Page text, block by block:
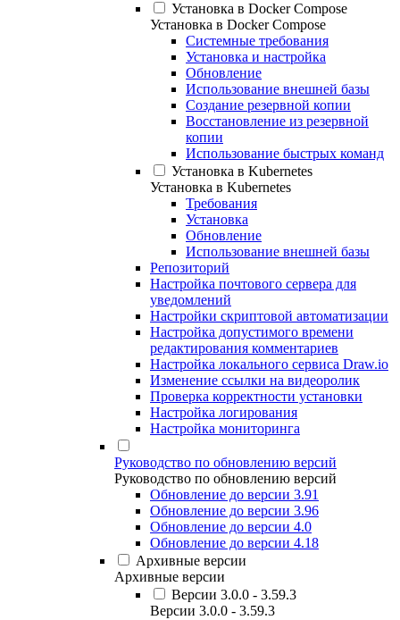
Установка в Docker Compose
Установка в Docker Compose
Системные требования
Установка и настройка
Обновление
Использование внешней базы
Создание резервной копии
Восстановление из резервной
копии
Использование быстрых команд
Установка в Kubernetes
Установка в Kubernetes
Требования
Установка
Обновление
Использование внешней базы
Репозиторий
Настройка почтового сервера для
уведомлений
Настройки скриптовой автоматизации
Настройка допустимого времени
редактирования комментариев
Настройка локального сервиса Draw.io
Изменение ссылки на видеоролик
Проверка корректности установки
Настройка логирования
Настройка мониторинга
Руководство по обновлению версий
Руководство по обновлению версий
Обновление до версии 3.91
Обновление до версии 3.96
Обновление до версии 4.0
Обновление до версии 4.18
Архивные версии
Архивные версии
Версии 3.0.0 - 3.59.3
Версии 3.0.0 - 3.59.3